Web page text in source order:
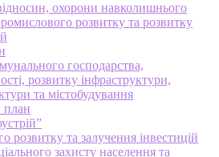
охорони навколишнього
розвитку та розвитку
господарства,
розвитку інфраструктури,
та містобудування
план
розвитку та залучення інвестицій
захисту населення та